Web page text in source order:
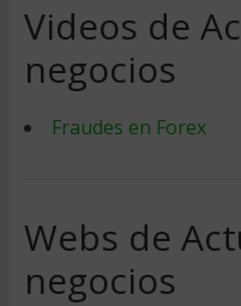
Videos de
negocios
Fraudes en Forex
Webs de
negocios